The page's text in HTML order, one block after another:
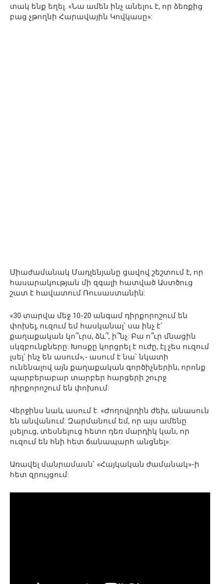
տակ ենք եղել. «Նա ամեն ինչ անելու է, որ ձեռքից
բաց չթողնի Հարավային Կովկասը»:
Միաժամանակ Մադլենյանը ցավով շեշտում է, որ
հասարակության մի զգալի հատված Աստծուց
շատ է հավատում Ռուսաստանին:
«30 տարվա մեջ 10-20 անգամ դիրքորոշում են
փոխել, ուզում եմ հասկանալ՝ սա ինչ է՝
քաղաքական կո՞ւրս, ձև՞, ի՞նչ: Բա ո՞ւր մնացին
սկզբունքները: Խոսքը կորցրել է ուժը, էլ չես ուզում
լսել՝ ինչ են ասում»,- ասում է նա՝ նկատի
ունենալով այն քաղաքական գործիչներին, որոնք
պարբերաբար տարբեր հարցերի շուրջ
դիրքորոշում են փոխում:
Վերջինս նաև ասում է. «Ժողովրդին ժեխ, անասուն
են անվանում: Զարմանում եմ, որ այս ամենը
լսելուց, տեսնելուց հետո դեռ մարդիկ կան, որ
ուզում են հնի հետ ճանապարհ անցնել»:
Առավել մանրամասն՝ «Հայկական ժամանակ»-ի
հետ զրույցում: